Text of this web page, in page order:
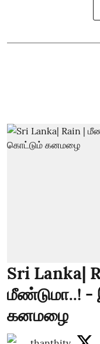
Sri Lanka|
மீண்டுமா..!
கனமழை